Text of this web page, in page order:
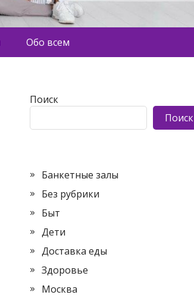
Обо всем
Поиск
Поиск
Банкетные залы
Без рубрики
Быт
Дети
Доставка еды
Здоровье
Москва